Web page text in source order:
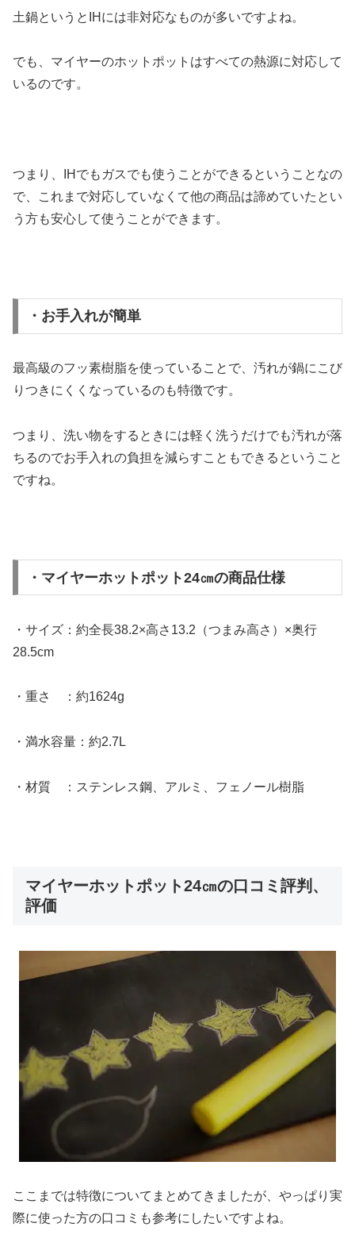
土鍋というとIHには非対応なものが多いですよね。
でも、マイヤーのホットポットはすべての熱源に対応して
いるのです。
つまり、IHでもガスでも使うことができるということなの
で、これまで対応していなくて他の商品は諦めていたとい
う方も安心して使うことができます。
・お手入れが簡単
最高級のフッ素樹脂を使っていることで、汚れが鍋にこび
りつきにくくなっているのも特徴です。
つまり、洗い物をするときには軽く洗うだけでも汚れが落
ちるのでお手入れの負担を減らすこともできるということ
ですね。
・マイヤーホットポット24㎝の商品仕様
・サイズ：約全長38.2×高さ13.2（つまみ高さ）×奥行
28.5cm
・重さ ：約1624g
・満水容量：約2.7L
・材質 ：ステンレス鋼、アルミ、フェノール樹脂
マイヤーホットポット24㎝の口コミ評判、
評価
ここまでは特徴についてまとめてきましたが、やっぱり実
際に使った方の口コミも参考にしたいですよね。